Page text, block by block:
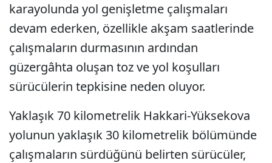
karayolunda yol genişletme çalışmaları
devam ederken, özellikle akşam saatlerinde
çalışmaların durmasının ardından
güzergâhta oluşan toz ve yol koşulları
sürücülerin tepkisine neden oluyor.
Yaklaşık 70 kilometrelik Hakkari-Yüksekova
yolunun yaklaşık 30 kilometrelik bölümünde
çalışmaların sürdüğünü belirten sürücüler,